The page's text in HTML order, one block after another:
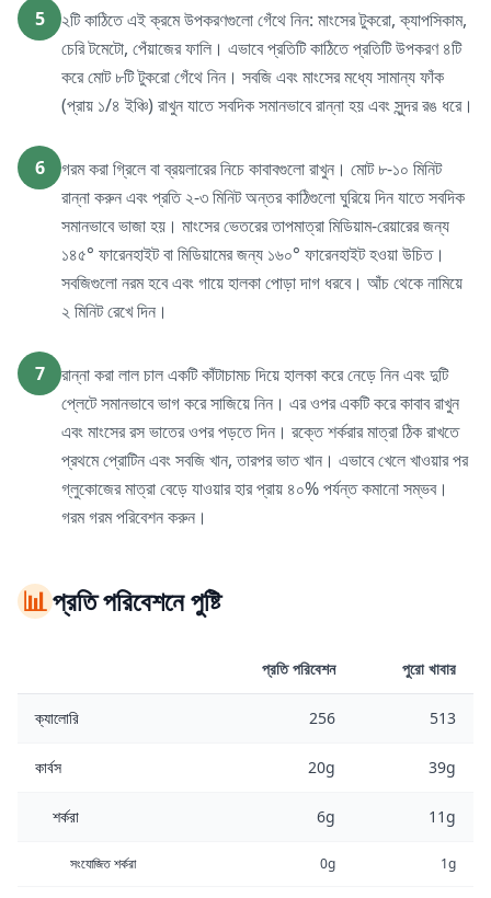
5
২টি কাঠিতে এই ক্রমে উপকরণগুলো গেঁথে নিন: মাংসের টুকরো, ক্যাপসিকাম,
চেরি টমেটো, পেঁয়াজের ফালি। এভাবে প্রতিটি কাঠিতে প্রতিটি উপকরণ ৪টি
করে মোট ৮টি টুকরো গেঁথে নিন। সবজি এবং মাংসের মধ্যে সামান্য ফাঁক
(প্রায় ১/৪ ইঞ্চি) রাখুন যাতে সবদিক সমানভাবে রান্না হয় এবং সুন্দর রঙ ধরে।
6
গরম করা গ্রিলে বা ব্রয়লারের নিচে কাবাবগুলো রাখুন। মোট ৮-১০ মিনিট
রান্না করুন এবং প্রতি ২-৩ মিনিট অন্তর কাঠিগুলো ঘুরিয়ে দিন যাতে সবদিক
সমানভাবে ভাজা হয়। মাংসের ভেতরের তাপমাত্রা মিডিয়াম-রেয়ারের জন্য
১৪৫° ফারেনহাইট বা মিডিয়ামের জন্য ১৬০° ফারেনহাইট হওয়া উচিত।
সবজিগুলো নরম হবে এবং গায়ে হালকা পোড়া দাগ ধরবে। আঁচ থেকে নামিয়ে
২ মিনিট রেখে দিন।
7
রান্না করা লাল চাল একটি কাঁটাচামচ দিয়ে হালকা করে নেড়ে নিন এবং দুটি
প্লেটে সমানভাবে ভাগ করে সাজিয়ে নিন। এর ওপর একটি করে কাবাব রাখুন
এবং মাংসের রস ভাতের ওপর পড়তে দিন। রক্তে শর্করার মাত্রা ঠিক রাখতে
প্রথমে প্রোটিন এবং সবজি খান, তারপর ভাত খান। এভাবে খেলে খাওয়ার পর
গ্লুকোজের মাত্রা বেড়ে যাওয়ার হার প্রায় ৪০% পর্যন্ত কমানো সম্ভব।
গরম গরম পরিবেশন করুন।
📊প্রতি পরিবেশনে পুষ্টি
প্রতি পরিবেশন পুরো খাবার
ক্যালোরি 256 513
কার্বস 20g 39g
শর্করা 6g 11g
সংযোজিত শর্করা 0g 1g